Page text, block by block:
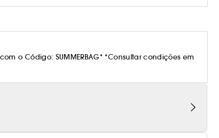
o Código: SUMMERBAG* *Consultar condições em